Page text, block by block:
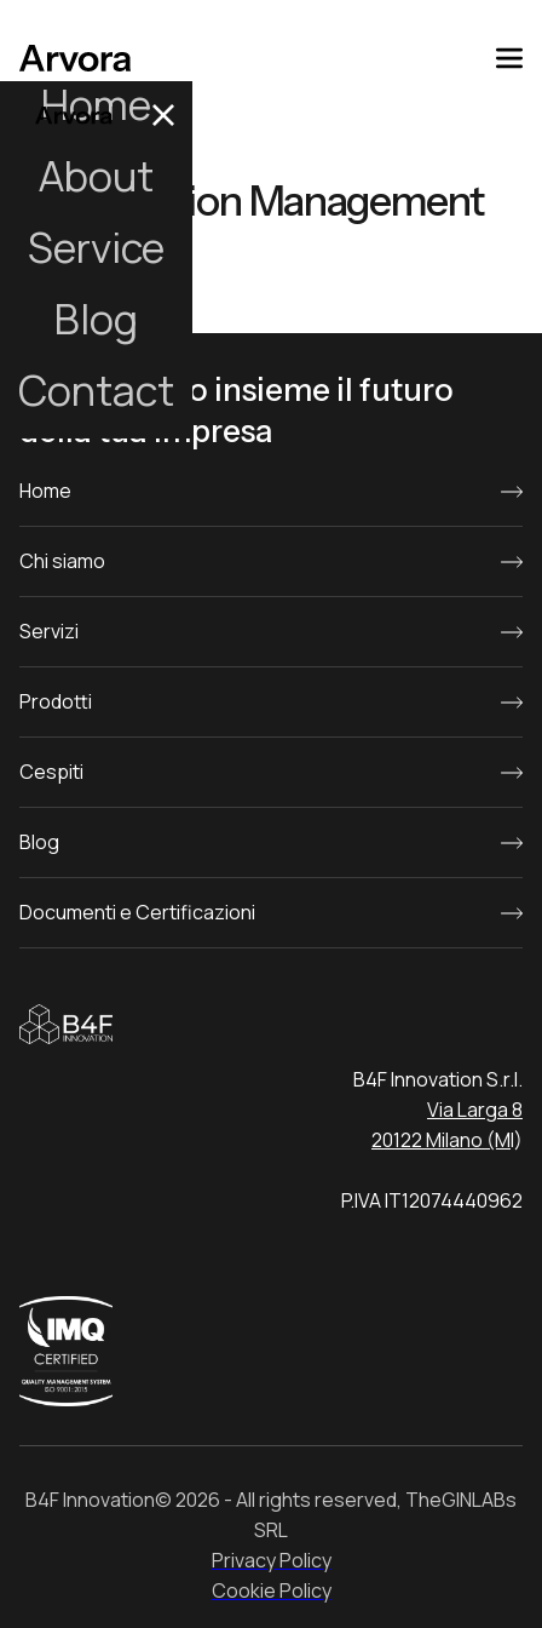
Home
About
Service
Blog
Contact
Innovation Management
Progettiamo insieme il futuro
della tua impresa
Home
Chi siamo
Servizi
Prodotti
Cespiti
Blog
Documenti e Certificazioni
B4F Innovation S.r.l.
Via Larga 8
20122 Milano (MI)
P.IVA IT12074440962
B4F Innovation© 2026 - All rights reserved, TheGINLABs
SRL
Privacy Policy
Cookie Policy